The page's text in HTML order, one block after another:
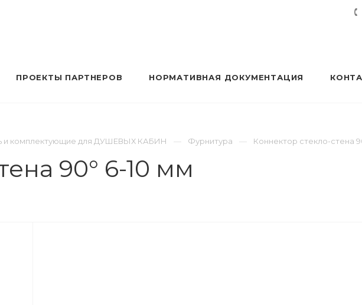
ПРОЕКТЫ ПАРТНЕРОВ НОРМАТИВНАЯ ДОКУМЕНТАЦИЯ
и комплектующие для ДУШЕВЫХ КАБИН Фурнитура Коннектор стекло-стена
90° 6-10 мм